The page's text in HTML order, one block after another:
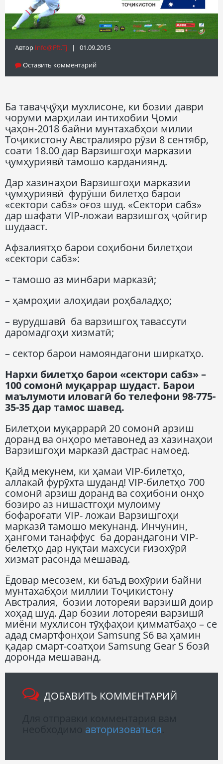
Автор Info@fft.tj | 01.09.2015
Оставить комментарий
Ба таваҷҷӯҳи мухлисоне, ки бозии даври
чоруми марҳилаи интихобии Ҷоми
ҷаҳон-2018 байни мунтахабҳои милии
Тоҷикистону Австралияро рӯзи 8 сентябр,
соати 18.00 дар Варзишгоҳи марказии
ҷумҳуриявӣ тамошо карданиянд.
Дар хазинаҳои Варзишгоҳи марказии
ҷумҳуриявӣ фурӯши билетҳо барои
«сектори сабз» оғоз шуд. «Сектори сабз»
дар шафати VIP-ложаи варзишгоҳ ҷойгир
шудааст.
Афзалиятҳо барои соҳибони билетҳои
«сектори сабз»:
– тамошо аз минбари марказӣ;
– ҳамроҳии алоҳидаи роҳбаладҳо;
– вурудшавӣ ба варзишгоҳ тавассути
даромадгоҳи хизматӣ;
– сектор барои намояндагони ширкатҳо.
Нархи билетҳо барои «сектори сабз» –
100 сомонӣ муқаррар шудаст. Барои
маълумоти иловагӣ бо телефони 98-775-
35-35 дар тамос шавед.
Билетҳои муқаррарӣ 20 сомонӣ арзиш
доранд ва онҳоро метавонед аз хазинаҳои
Варзишгоҳи марказӣ дастрас намоед.
Қайд мекунем, ки ҳамаи VIP-билетҳо,
аллакай фурӯхта шуданд! VIP-билетҳо 700
сомонӣ арзиш доранд ва соҳибони онҳо
бозиро аз нишастгоҳи мулоиму
бофароғати VIP- ложаи Варзишгоҳи
марказӣ тамошо мекунанд. Инчунин,
ҳангоми танаффус ба дорандагони VIP-
белетҳо дар нуқтаи махсуси ғизохӯрӣ
хизмат расонда мешавад.
Ёдовар месозем, ки баъд вохӯрии байни
мунтахабҳои миллии Тоҷикистону
Австралия, бозии лотореяи варзишӣ доир
хоҳад шуд. Дар бозии лотореяи варзишӣ
миёни мухлисон тӯҳфаҳои қимматбаҳо – се
адад смартфонҳои Samsung S6 ва ҳамин
қадар смарт-соатҳои Samsung Gear S бозӣ
доронда мешаванд.
ДОБАВИТЬ КОММЕНТАРИЙ
авторизоваться